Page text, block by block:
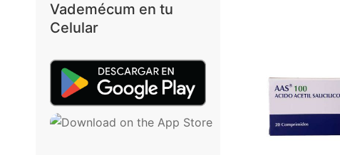
Vademécum en tu
Celular